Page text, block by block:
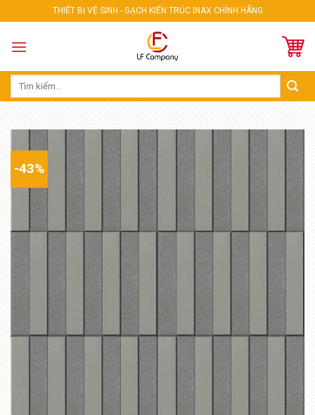
to
content
THIẾT BỊ VỆ SINH - GẠCH KIẾN TRÚC INAX CHÍNH HÃNG
Tìm
-43%